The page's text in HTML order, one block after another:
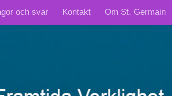
och svar Kontakt Om St. Germain